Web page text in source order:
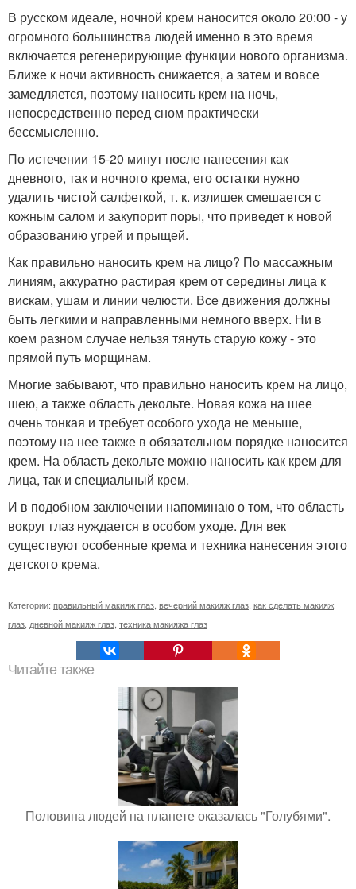
В русском идеале, ночной крем наносится около 20:00 - у
огромного большинства людей именно в это время
включается регенерирующие функции нового организма.
Ближе к ночи активность снижается, а затем и вовсе
замедляется, поэтому наносить крем на ночь,
непосредственно перед сном практически
бессмысленно.
По истечении 15-20 минут после нанесения как
дневного, так и ночного крема, его остатки нужно
удалить чистой салфеткой, т. к. излишек смешается с
кожным салом и закупорит поры, что приведет к новой
образованию угрей и прыщей.
Как правильно наносить крем на лицо? По массажным
линиям, аккуратно растирая крем от середины лица к
вискам, ушам и линии челюсти. Все движения должны
быть легкими и направленными немного вверх. Ни в
коем разном случае нельзя тянуть старую кожу - это
прямой путь морщинам.
Многие забывают, что правильно наносить крем на лицо,
шею, а также область декольте. Новая кожа на шее
очень тонкая и требует особого ухода не меньше,
поэтому на нее также в обязательном порядке наносится
крем. На область декольте можно наносить как крем для
лица, так и специальный крем.
И в подобном заключении напоминаю о том, что область
вокруг глаз нуждается в особом уходе. Для век
существуют особенные крема и техника нанесения этого
детского крема.
Категории: правильный макияж глаз вечерний макияж глаз как сделать макияж
глаз дневной макияж глаз техника макияжа глаз
Читайте также
Половина людей на планете оказалась "Голубями".